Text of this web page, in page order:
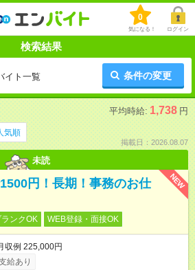
0
気になる！ ログイン
検索結果
イト一覧 条件の変更
平均時給: 1,738 円
気順
掲載日：2026.08.07
未読
NEW
円！長期！事務のお仕
ランクOK WEB登録・面接OK
例 225,000円
給あり